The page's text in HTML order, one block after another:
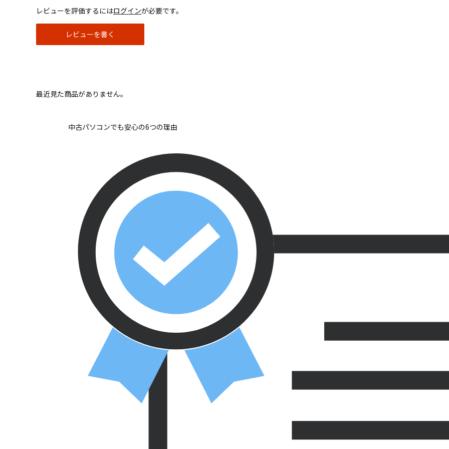
レビューを評価するにはログインが必要です。
レビューを書く
最近見た商品がありません。
中古パソコンでも安心の6つの理由